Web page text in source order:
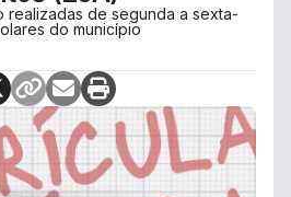
realizadas de segunda a sexta-
do município